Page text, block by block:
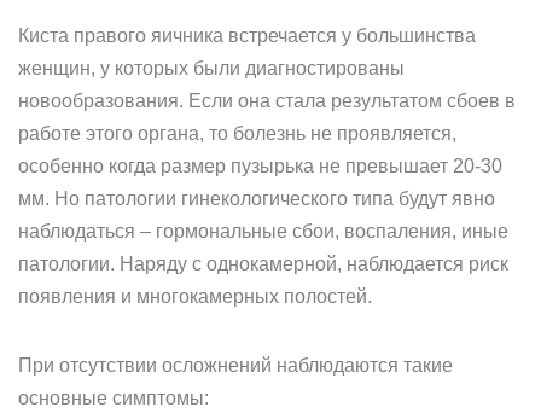
Киста правого яичника встречается у большинства
женщин, у которых были диагностированы
новообразования. Если она стала результатом сбоев в
работе этого органа, то болезнь не проявляется,
особенно когда размер пузырька не превышает 20-30
мм. Но патологии гинекологического типа будут явно
наблюдаться – гормональные сбои, воспаления, иные
патологии. Наряду с однокамерной, наблюдается риск
появления и многокамерных полостей.
При отсутствии осложнений наблюдаются такие
основные симптомы: